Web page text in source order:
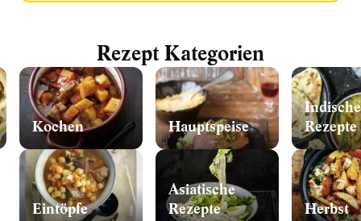
Rezept Kategorien
Kochen
Eintöpfe
Hauptspeise
Asiatische
Rezepte
Indische
Rezepte
Herbst